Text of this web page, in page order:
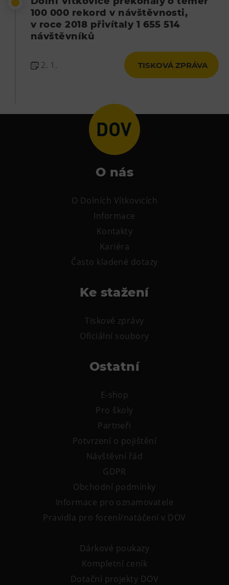
100 000 rekord v návštěvnosti,
v roce 2018 přivítaly 1 655 514
návštěvníků
2. 1. TISKOVÁ ZPRÁVA
O nás
O Dolních Vítkovicích
Informace
Kontakty
Kariéra
Často kladené dotazy
Ke stažení
Tiskové zprávy
Oficiální soubory
Ostatní
E-shop
Pro školy
Partneři
Potvrzení o pojištění
Návštěvní řád
GDPR
Obchodní podmínky
Informace pro oznamovatele
Pravidla pro focení/natáčení v DOV
Dárkové poukazy
Kompletní ceník
Dotační projekty DOV